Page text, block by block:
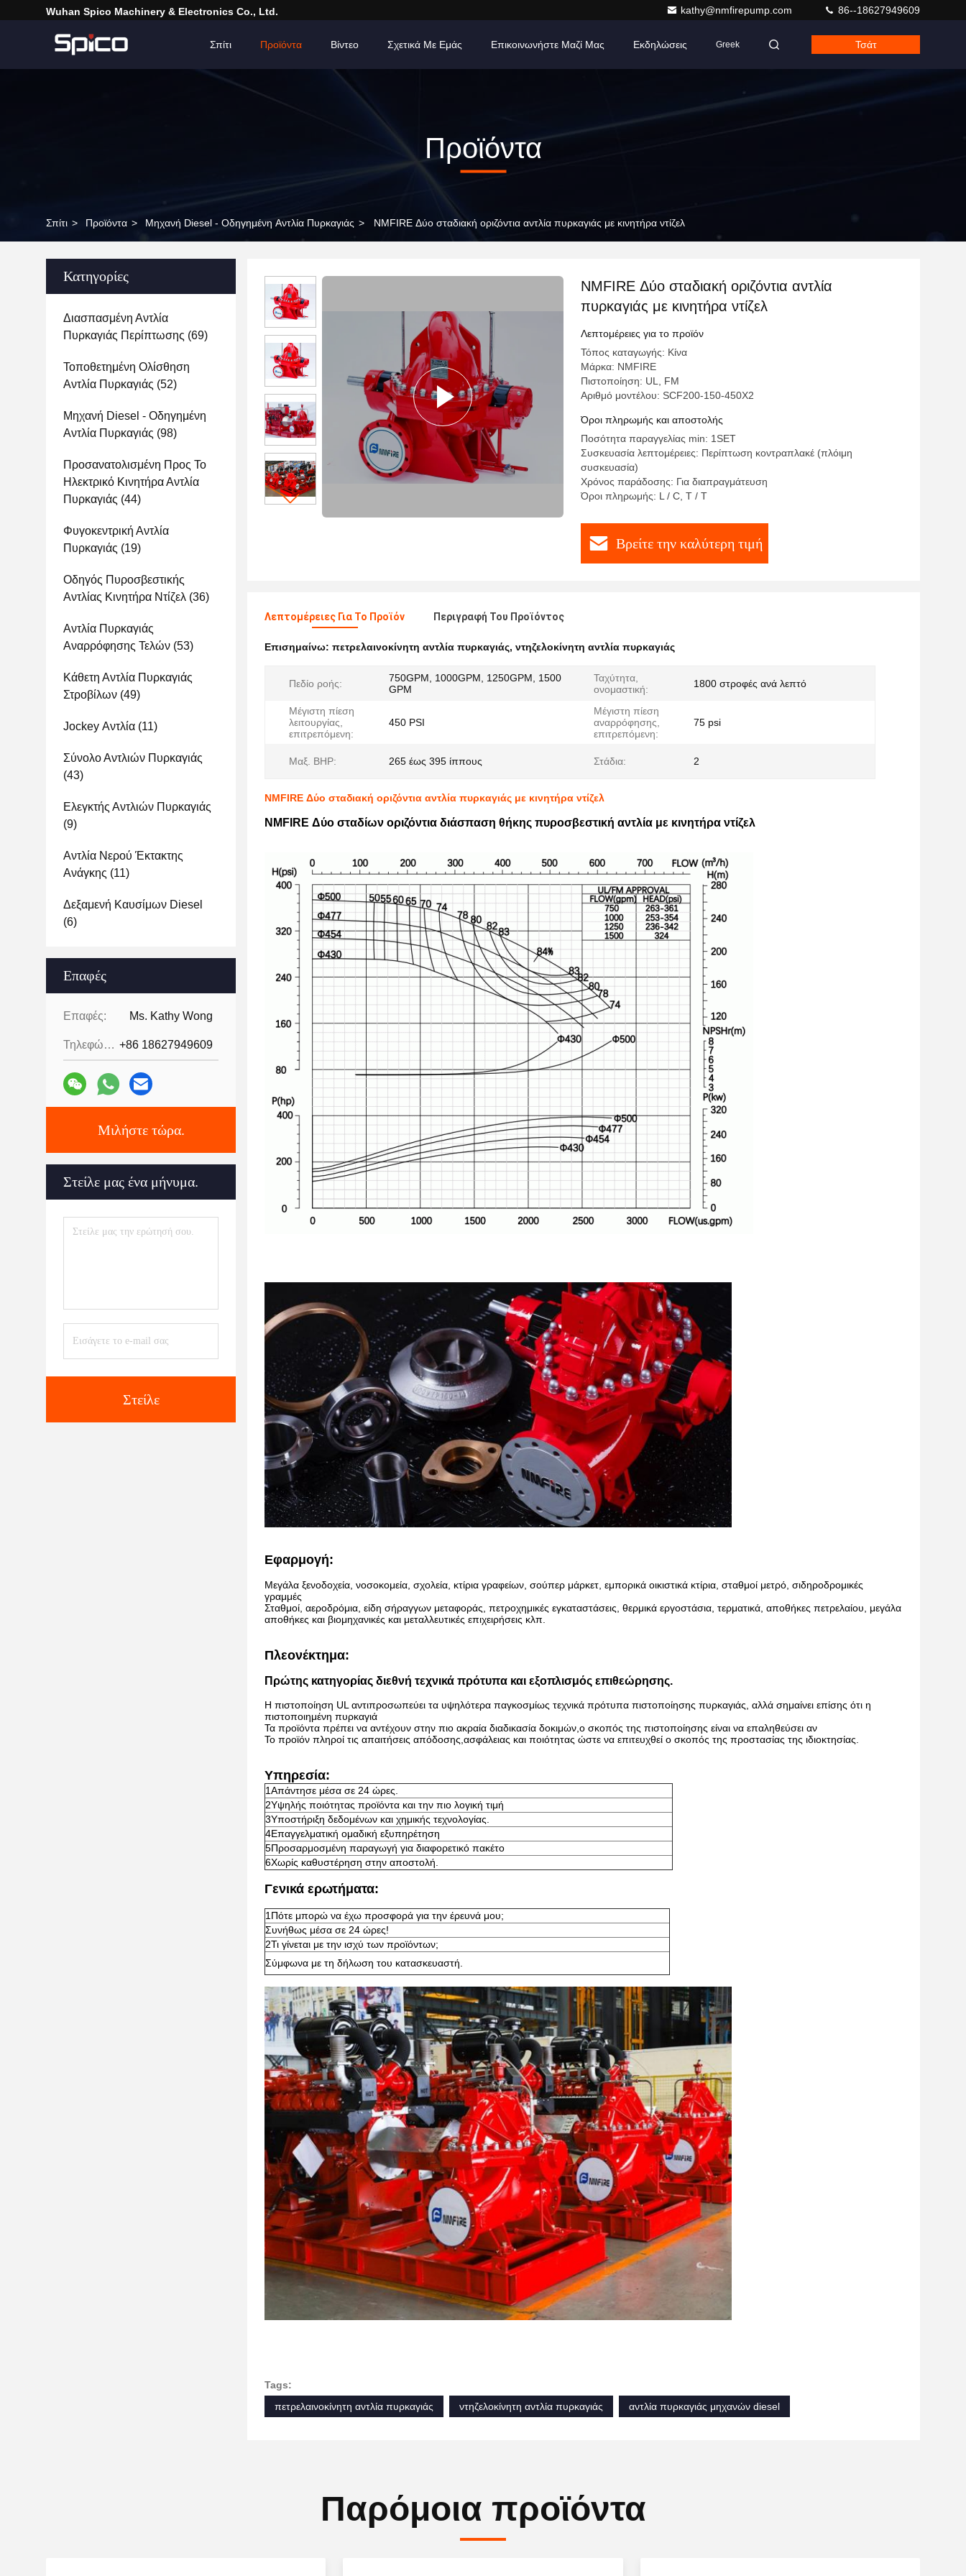
Wuhan Spico Machinery & Electronics Co., Ltd. kathy@nmfirepump.com 86--18627949609
Σπίτι Προϊόντα Βίντεο Σχετικά Με Εμάς Επικοινωνήστε Μαζί Μας Εκδηλώσεις Greek Τσάτ
Προϊόντα
Σπίτι > Προϊόντα > Μηχανή Diesel - Οδηγημένη Αντλία Πυρκαγιάς > NMFIRE Δύο σταδιακή οριζόντια αντλία πυρκαγιάς με κινητήρα ντίζελ
Κατηγορίες
Διασπασμένη Αντλία
Πυρκαγιάς Περίπτωσης (69)
Τοποθετημένη Ολίσθηση
Αντλία Πυρκαγιάς (52)
Μηχανή Diesel - Οδηγημένη
Αντλία Πυρκαγιάς (98)
Προσανατολισμένη Προς Το
Ηλεκτρικό Κινητήρα Αντλία
Πυρκαγιάς (44)
Φυγοκεντρική Αντλία
Πυρκαγιάς (19)
Οδηγός Πυροσβεστικής
Αντλίας Κινητήρα Ντίζελ (36)
Αντλία Πυρκαγιάς
Αναρρόφησης Τελών (53)
Κάθετη Αντλία Πυρκαγιάς
Στροβίλων (49)
Jockey Αντλία (11)
Σύνολο Αντλιών Πυρκαγιάς
(43)
Ελεγκτής Αντλιών Πυρκαγιάς
(9)
Αντλία Νερού Έκτακτης
Ανάγκης (11)
Δεξαμενή Καυσίμων Diesel
(6)
Επαφές
Επαφές: Ms. Kathy Wong
Τηλεφώνημα: +86 18627949609
Μιλήστε τώρα.
Στείλε μας ένα μήνυμα.
Στείλε
NMFIRE Δύο σταδιακή οριζόντια αντλία
πυρκαγιάς με κινητήρα ντίζελ
Λεπτομέρειες για το προϊόν
Τόπος καταγωγής: Κίνα
Μάρκα: NMFIRE
Πιστοποίηση: UL, FM
Αριθμό μοντέλου: SCF200-150-450X2
Όροι πληρωμής και αποστολής
Ποσότητα παραγγελίας min: 1SET
Συσκευασία λεπτομέρειες: Περίπτωση κοντραπλακέ (πλόιμη
συσκευασία)
Χρόνος παράδοσης: Για διαπραγμάτευση
Όροι πληρωμής: L / C, T / T
Βρείτε την καλύτερη τιμή
Λεπτομέρειες Για Το Προϊόν Περιγραφή Του Προϊόντος
Επισημαίνω: πετρελαινοκίνητη αντλία πυρκαγιάς, ντηζελοκίνητη αντλία πυρκαγιάς
Πεδίο ροής:
750GPM, 1000GPM, 1250GPM, 1500
GPM
Ταχύτητα,
ονομαστική:
1800 στροφές ανά λεπτό
Μέγιστη πίεση
λειτουργίας,
επιτρεπόμενη:
450 PSI
Μέγιστη πίεση
αναρρόφησης,
επιτρεπόμενη:
75 psi
Μαξ. BHP: 265 έως 395 ίππους Στάδια: 2
NMFIRE Δύο σταδιακή οριζόντια αντλία πυρκαγιάς με κινητήρα ντίζελ
NMFIRE Δύο σταδίων οριζόντια διάσπαση θήκης πυροσβεστική αντλία με κινητήρα ντίζελ
Εφαρμογή:
Μεγάλα ξενοδοχεία, νοσοκομεία, σχολεία, κτίρια γραφείων, σούπερ μάρκετ, εμπορικά οικιστικά κτίρια, σταθμοί μετρό, σιδηροδρομικές
γραμμές
Σταθμοί, αεροδρόμια, είδη σήραγγων μεταφοράς, πετροχημικές εγκαταστάσεις, θερμικά εργοστάσια, τερματικά, αποθήκες πετρελαίου, μεγάλα
αποθήκες και βιομηχανικές και μεταλλευτικές επιχειρήσεις κλπ.
Πλεονέκτημα:
Πρώτης κατηγορίας διεθνή τεχνικά πρότυπα και εξοπλισμός επιθεώρησης.
Η πιστοποίηση UL αντιπροσωπεύει τα υψηλότερα παγκοσμίως τεχνικά πρότυπα πιστοποίησης πυρκαγιάς, αλλά σημαίνει επίσης ότι η
πιστοποιημένη πυρκαγιά
Τα προϊόντα πρέπει να αντέχουν στην πιο ακραία διαδικασία δοκιμών,ο σκοπός της πιστοποίησης είναι να επαληθεύσει αν
Το προϊόν πληροί τις απαιτήσεις απόδοσης,ασφάλειας και ποιότητας ώστε να επιτευχθεί ο σκοπός της προστασίας της ιδιοκτησίας.
Υπηρεσία:
1Απάντησε μέσα σε 24 ώρες.
2Υψηλής ποιότητας προϊόντα και την πιο λογική τιμή
3Υποστήριξη δεδομένων και χημικής τεχνολογίας.
4Επαγγελματική ομαδική εξυπηρέτηση
5Προσαρμοσμένη παραγωγή για διαφορετικό πακέτο
6Χωρίς καθυστέρηση στην αποστολή.
Γενικά ερωτήματα:
1Πότε μπορώ να έχω προσφορά για την έρευνά μου;
Συνήθως μέσα σε 24 ώρες!
2Τι γίνεται με την ισχύ των προϊόντων;
Σύμφωνα με τη δήλωση του κατασκευαστή.
Tags:
πετρελαινοκίνητη αντλία πυρκαγιάς
ντηζελοκίνητη αντλία πυρκαγιάς αντλία πυρκαγιάς μηχανών diesel
Παρόμοια προϊόντα